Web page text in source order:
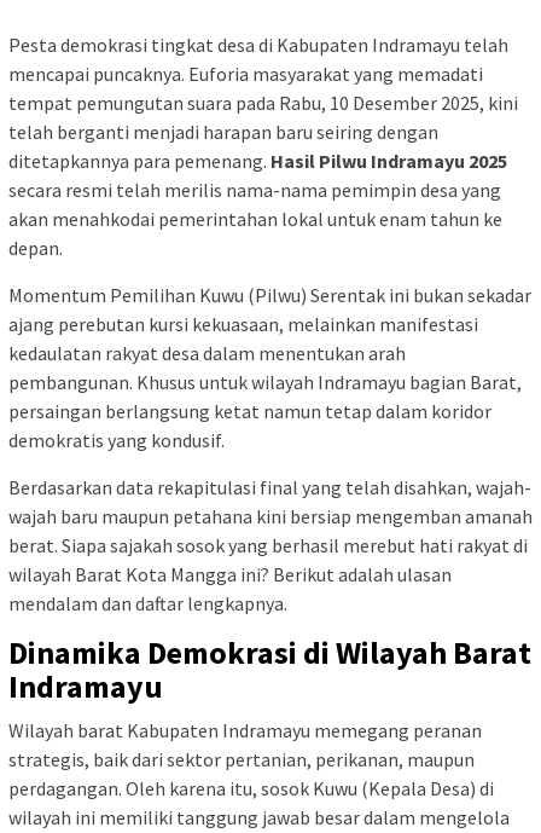
Pesta demokrasi tingkat desa di Kabupaten Indramayu telah
mencapai puncaknya. Euforia masyarakat yang memadati
tempat pemungutan suara pada Rabu, 10 Desember 2025, kini
telah berganti menjadi harapan baru seiring dengan
ditetapkannya para pemenang. Hasil Pilwu Indramayu 2025
secara resmi telah merilis nama-nama pemimpin desa yang
akan menahkodai pemerintahan lokal untuk enam tahun ke
depan.
Momentum Pemilihan Kuwu (Pilwu) Serentak ini bukan sekadar
ajang perebutan kursi kekuasaan, melainkan manifestasi
kedaulatan rakyat desa dalam menentukan arah
pembangunan. Khusus untuk wilayah Indramayu bagian Barat,
persaingan berlangsung ketat namun tetap dalam koridor
demokratis yang kondusif.
Berdasarkan data rekapitulasi final yang telah disahkan, wajah-
wajah baru maupun petahana kini bersiap mengemban amanah
berat. Siapa sajakah sosok yang berhasil merebut hati rakyat di
wilayah Barat Kota Mangga ini? Berikut adalah ulasan
mendalam dan daftar lengkapnya.
Dinamika Demokrasi di Wilayah Barat
Indramayu
Wilayah barat Kabupaten Indramayu memegang peranan
strategis, baik dari sektor pertanian, perikanan, maupun
perdagangan. Oleh karena itu, sosok Kuwu (Kepala Desa) di
wilayah ini memiliki tanggung jawab besar dalam mengelola